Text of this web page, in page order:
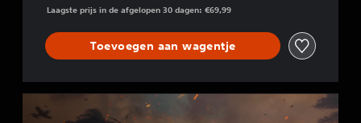
Laagste prijs in de afgelopen 30 dagen: €69,99
Toevoegen aan wagentje